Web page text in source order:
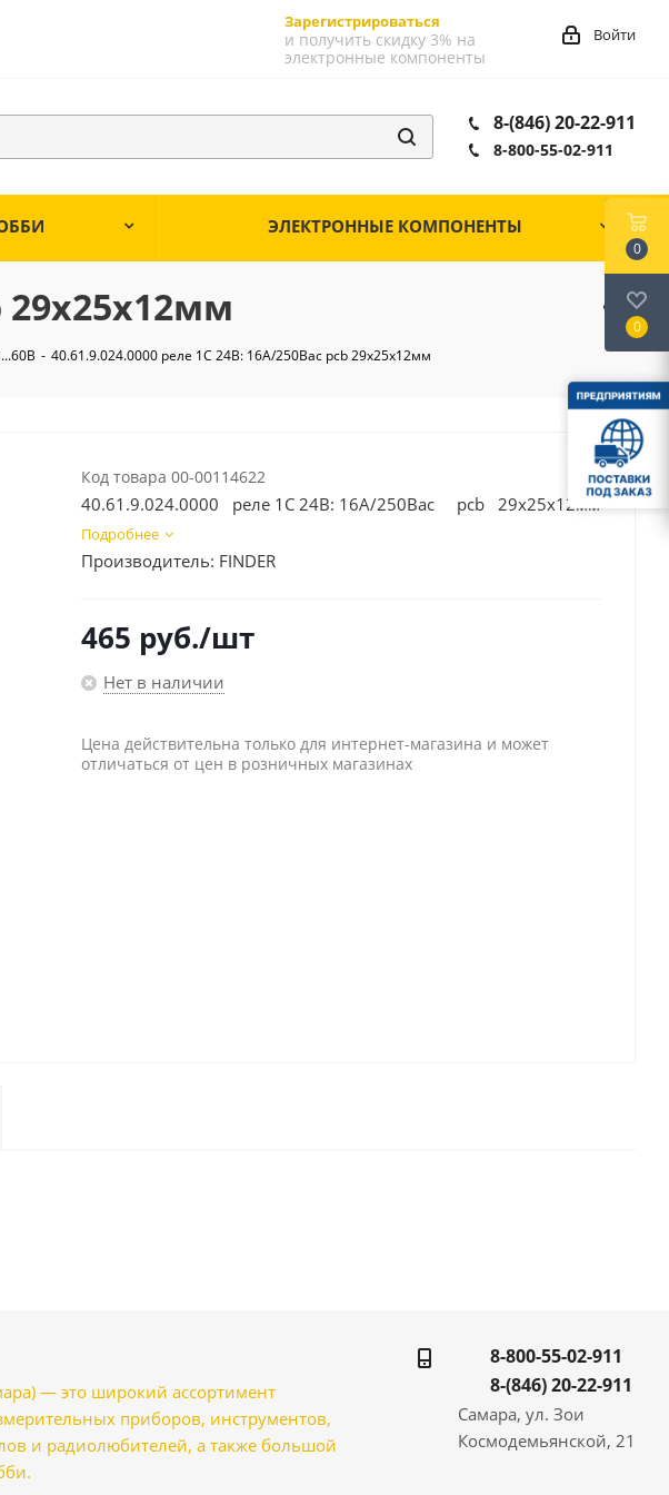
Зарегистрироваться
и получить скидку 3% на
электронные компоненты
Войти
8-(846) 20-22-911
8-800-55-02-911
ЭЛЕКТРОННЫЕ КОМПОНЕНТЫ
29х25х12мм
- 40.61.9.024.0000 реле 1C 24В: 16А/250Вac pcb 29х25х12мм
Код товара 00-00114622
40.61.9.024.0000 реле 1C 24В: 16А/250Вac pcb 29х25х12мм
Подробнее
Производитель: FINDER
465 руб./шт
Нет в наличии
Цена действительна только для интернет-магазина и может
отличаться от цен в розничных магазинах
— это широкий ассортимент
приборов, инструментов,
и радиолюбителей, а также большой
8-800-55-02-911
8-(846) 20-22-911
Самара, ул. Зои
Космодемьянской, 21
0
0